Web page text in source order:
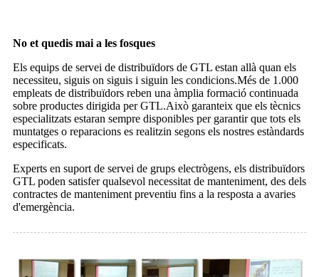
No et quedis mai a les fosques
Els equips de servei de distribuïdors de GTL estan allà quan els
necessiteu, siguis on siguis i siguin les condicions.Més de 1.000
empleats de distribuïdors reben una àmplia formació continuada
sobre productes dirigida per GTL.Això garanteix que els tècnics
especialitzats estaran sempre disponibles per garantir que tots els
muntatges o reparacions es realitzin segons els nostres estàndards
especificats.
Experts en suport de servei de grups electrògens, els distribuïdors
GTL poden satisfer qualsevol necessitat de manteniment, des dels
contractes de manteniment preventiu fins a la resposta a avaries
d'emergència.